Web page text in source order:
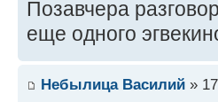
Позавчера
еще одного
Небылица Василий »